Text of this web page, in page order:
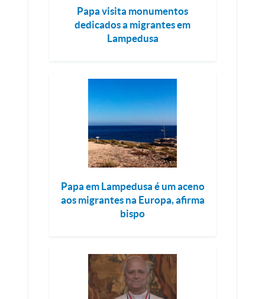
Papa visita monumentos
dedicados a migrantes em
Lampedusa
Papa em Lampedusa é um aceno
aos migrantes na Europa, afirma
bispo